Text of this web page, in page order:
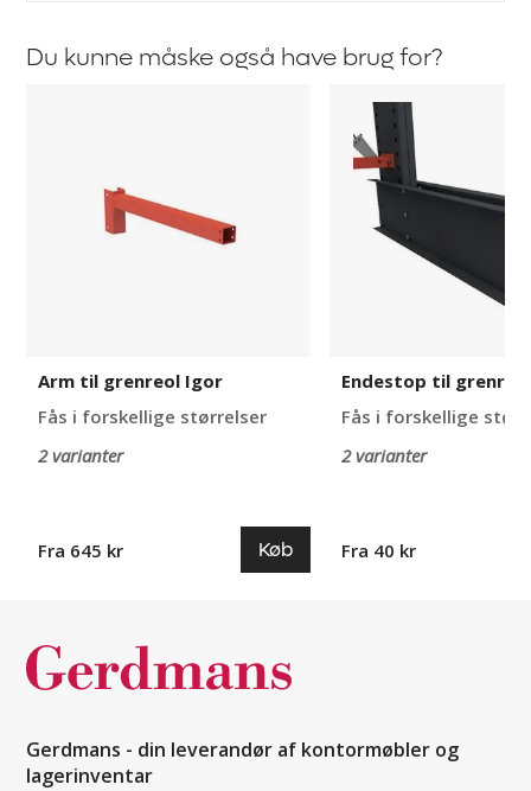
Du kunne måske også have brug for?
Arm til grenreol Igor
Fås i forskellige størrelser
2 varianter
Fra 645 kr Køb
Endestop
grenreol
Igor
Endestop til
Fås i forskellige
2 varianter
Fra 40 kr
Gerdmans - din leverandør af kontormøbler og
lagerinventar